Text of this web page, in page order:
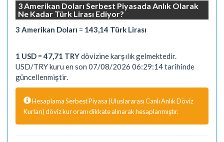
3 Amerikan Doları Serbest Piyasada Anlık Olarak
Ne Kadar Türk Lirası Ediyor?
3 Amerikan Doları = 143,14 Türk Lirası
1 USD =47,71 TRYdövizine karşılık gelmektedir.
USD/TRY kuru en son 07/08/2026 06:29:14 tarihinde
güncellenmiştir.
Hesaplama Serbest Piyasa (Uluslararası Canlı Anlık Döviz
Kurları) döviz kur oranı dikkate alınarak hesaplanmıştır.